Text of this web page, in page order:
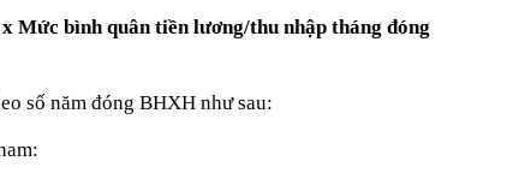
Mức bình quân tiền lương/thu nhập tháng đóng
số năm đóng BHXH như sau: